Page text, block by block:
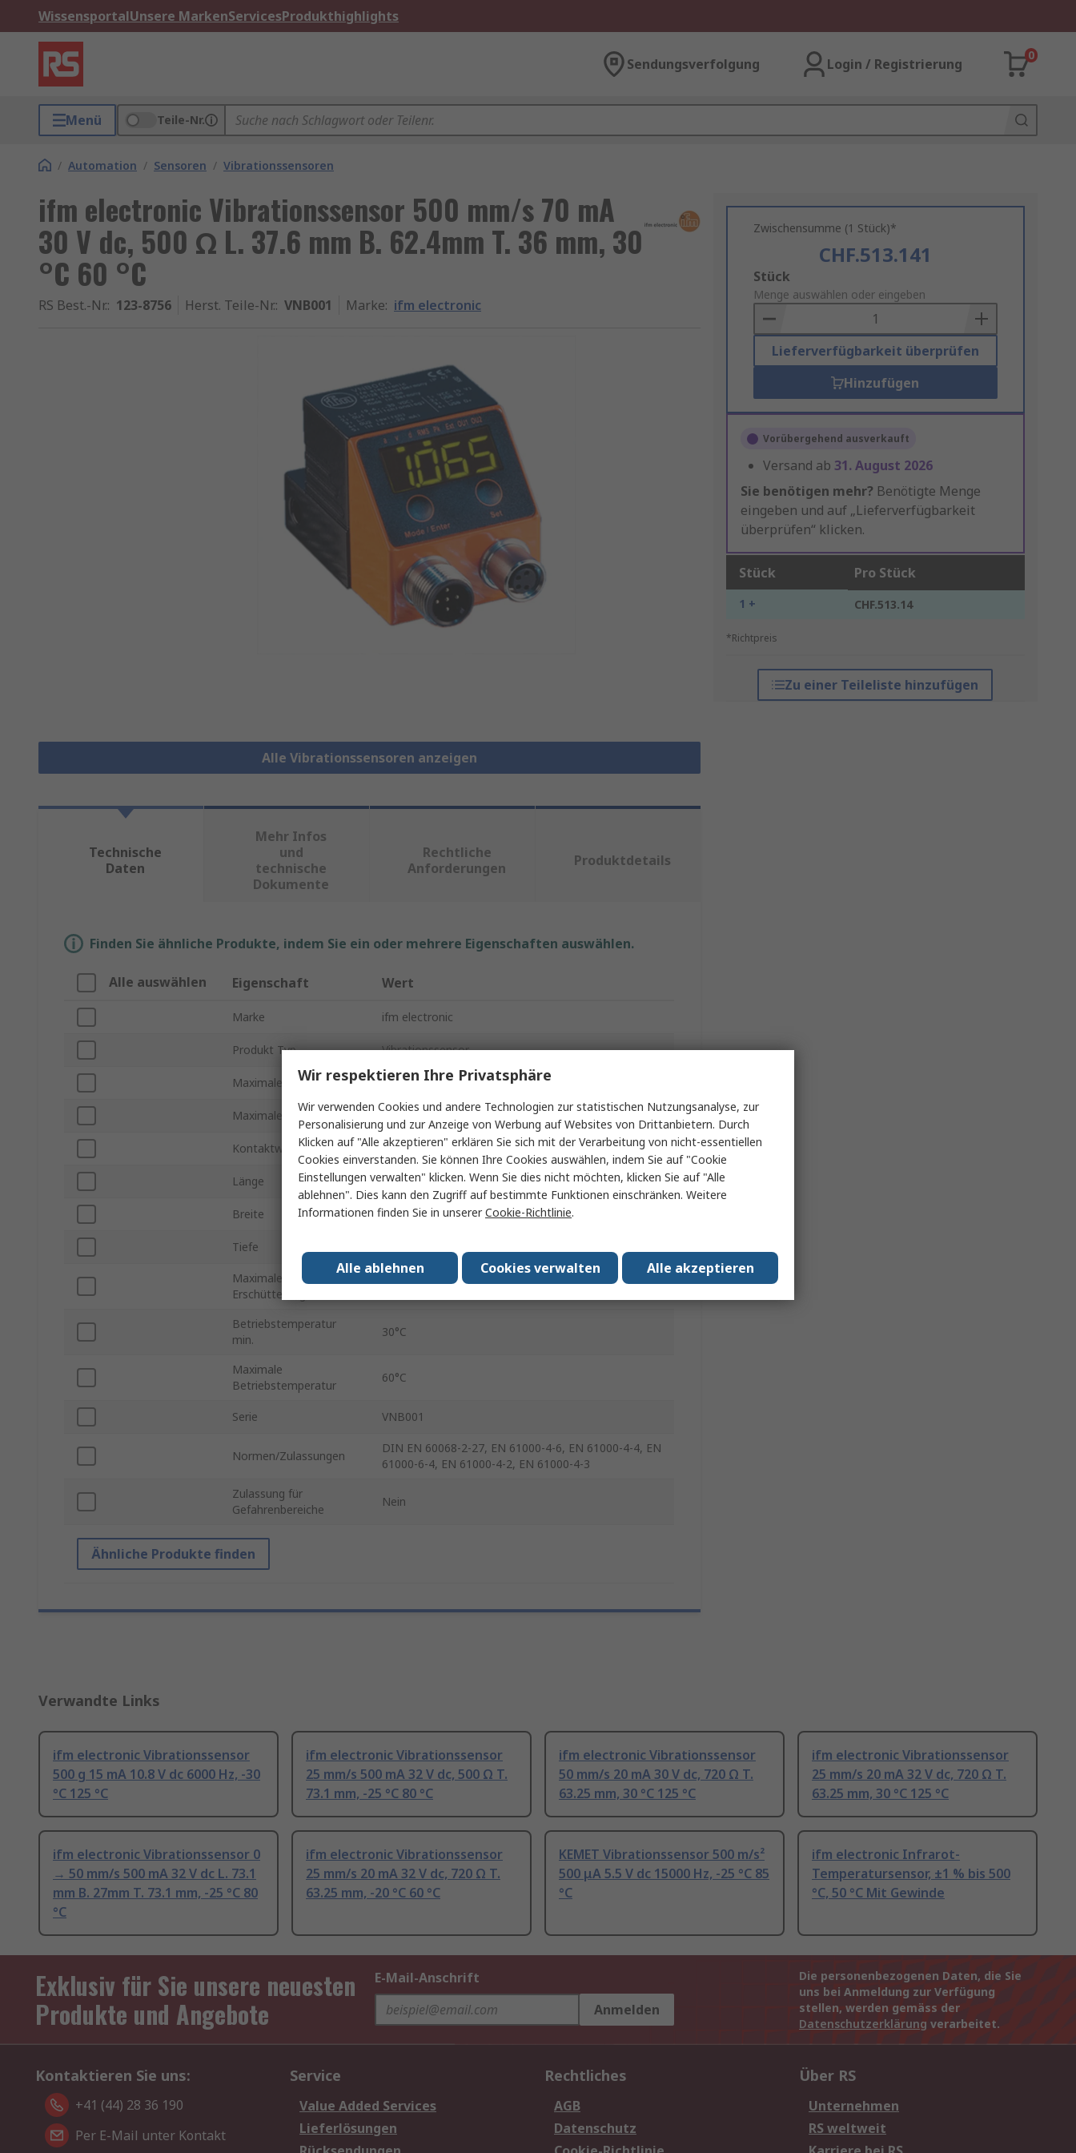
WissensportalUnsere MarkenServicesProdukthighlights
Sendungsverfolgung Login / Registrierung
0
Menü Teile-Nr.
/ Automation / Sensoren / Vibrationssensoren
ifm electronic Vibrationssensor 500 mm/s 70 mA
30 V dc, 500 Ω L. 37.6 mm B. 62.4mm T. 36 mm, 30
°C 60 °C
RS Best.-Nr.: 123-8756 Herst. Teile-Nr.: VNB001 Marke: ifm electronic
Alle Vibrationssensoren anzeigen
Zwischensumme (1 Stück)*
CHF.513.141
Add
to
Basket
Stück
Menge auswählen oder eingeben
Lieferverfügbarkeit überprüfen
Hinzufügen
Vorübergehend ausverkauft
Versand ab 31. August 2026
Sie benötigen mehr? Benötigte Menge
eingeben und auf „Lieferverfügbarkeit
überprüfen“ klicken.
Stück Pro Stück
1 + CHF.513.14
*Richtpreis
Zu einer Teileliste hinzufügen
Technische
Daten
Mehr Infos
und
technische
Dokumente
Rechtliche
Anforderungen
Produktdetails
Finden Sie ähnliche Produkte, indem Sie ein oder mehrere Eigenschaften auswählen.
Alle auswählen Eigenschaft Wert
Marke ifm electronic
Produkt Typ Vibrationssensor
Maximale Stromstärke 70mA
Maximale DC Spannung 30V dc
Kontaktwiderstand 500Ω
Länge 37.6mm
Breite 62.4mm
Tiefe
Maximale
Erschütterung/Vibration
500 mm/s
Betriebstemperatur
min.
30°C
Maximale
Betriebstemperatur
60°C
Serie VNB001
Normen/Zulassungen
DIN EN 60068-2-27, EN 61000-4-6, EN 61000-4-4, EN
61000-6-4, EN 61000-4-2, EN 61000-4-3
Zulassung für
Gefahrenbereiche
Nein
Ähnliche Produkte finden
Verwandte Links
ifm electronic Vibrationssensor
500 g 15 mA 10.8 V dc 6000 Hz, -30
°C 125 °C
ifm electronic Vibrationssensor
25 mm/s 500 mA 32 V dc, 500 Ω T.
73.1 mm, -25 °C 80 °C
ifm electronic Vibrationssensor
50 mm/s 20 mA 30 V dc, 720 Ω T.
63.25 mm, 30 °C 125 °C
ifm electronic Vibrationssensor
25 mm/s 20 mA 32 V dc, 720 Ω T.
63.25 mm, 30 °C 125 °C
ifm electronic Vibrationssensor 0
→ 50 mm/s 500 mA 32 V dc L. 73.1
mm B. 27mm T. 73.1 mm, -25 °C 80
°C
ifm electronic Vibrationssensor
25 mm/s 20 mA 32 V dc, 720 Ω T.
63.25 mm, -20 °C 60 °C
KEMET Vibrationssensor 500 m/s²
500 μA 5.5 V dc 15000 Hz, -25 °C 85
°C
ifm electronic Infrarot-
Temperatursensor, ±1 % bis 500
°C, 50 °C Mit Gewinde
Exklusiv für Sie unsere neuesten
Produkte und Angebote
E-Mail-Anschrift
Anmelden
Die personenbezogenen Daten, die Sie
uns bei Anmeldung zur Verfügung
stellen, werden gemäss der
Datenschutzerklärung verarbeitet.
Kontaktieren Sie uns:
+41 (44) 28 36 190
Per E-Mail unter Kontakt
Service
Value Added Services
Lieferlösungen
Rechtliches
AGB
Datenschutz
Über RS
Unternehmen
RS weltweit
Wir respektieren Ihre Privatsphäre
Wir verwenden Cookies und andere Technologien zur statistischen Nutzungsanalyse, zur
Personalisierung und zur Anzeige von Werbung auf Websites von Drittanbietern. Durch
Klicken auf "Alle akzeptieren" erklären Sie sich mit der Verarbeitung von nicht-essentiellen
Cookies einverstanden. Sie können Ihre Cookies auswählen, indem Sie auf "Cookie
Einstellungen verwalten" klicken. Wenn Sie dies nicht möchten, klicken Sie auf "Alle
ablehnen". Dies kann den Zugriff auf bestimmte Funktionen einschränken. Weitere
Informationen finden Sie in unsererCookie-Richtlinie.
Alle akzeptieren
Cookies verwalten
Alle ablehnen